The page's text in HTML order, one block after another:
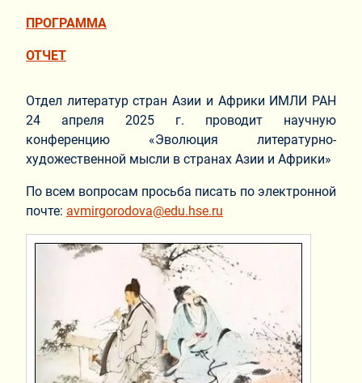
ПРОГРАММА
ОТЧЕТ
Отдел литератур стран Азии и Африки ИМЛИ РАН
24 апреля 2025 г. проводит научную
конференцию «Эволюция литературно-
художественной мысли в странах Азии и Африки»
По всем вопросам просьба писать по электронной
почте: avmirgorodova@edu.hse.ru